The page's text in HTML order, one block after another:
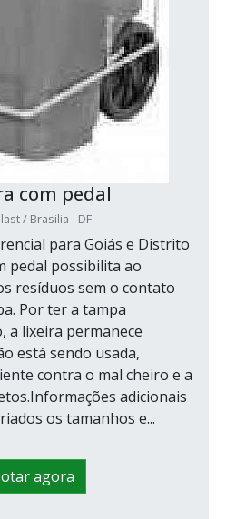
com pedal
/ Brasilia - DF
para Goiás e Distrito
pedal possibilita ao
resíduos sem o contato
Por ter a tampa
a lixeira permanece
está sendo usada,
contra o mal cheiro e a
adicionais
os tamanhos e...
agora